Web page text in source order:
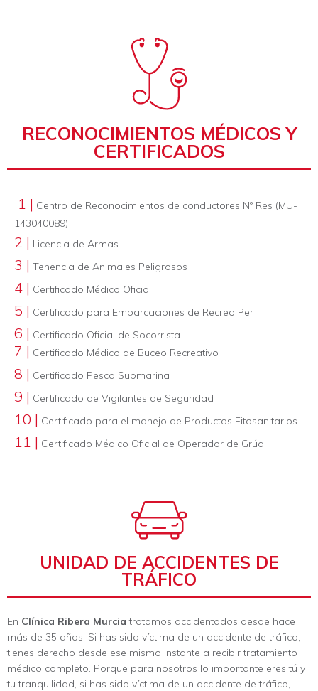
RECONOCIMIENTOS MÉDICOS Y
CERTIFICADOS
1 | Centro de Reconocimientos de conductores Nº Res (MU-
143040089)
2 | Licencia de Armas
3 | Tenencia de Animales Peligrosos
4 | Certificado Médico Oficial
5 | Certificado para Embarcaciones de Recreo Per
6 | Certificado Oficial de Socorrista
7 | Certificado Médico de Buceo Recreativo
8 | Certificado Pesca Submarina
9 | Certificado de Vigilantes de Seguridad
10 | Certificado para el manejo de Productos Fitosanitarios
11 | Certificado Médico Oficial de Operador de Grúa
UNIDAD DE ACCIDENTES DE
TRÁFICO
En Clínica Ribera Murcia tratamos accidentados desde hace
más de 35 años. Si has sido víctima de un accidente de tráfico,
tienes derecho desde ese mismo instante a recibir tratamiento
médico completo. Porque para nosotros lo importante eres tú y
tu tranquilidad, si has sido víctima de un accidente de tráfico,